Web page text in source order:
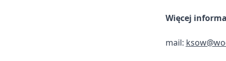
Więcej
mail: